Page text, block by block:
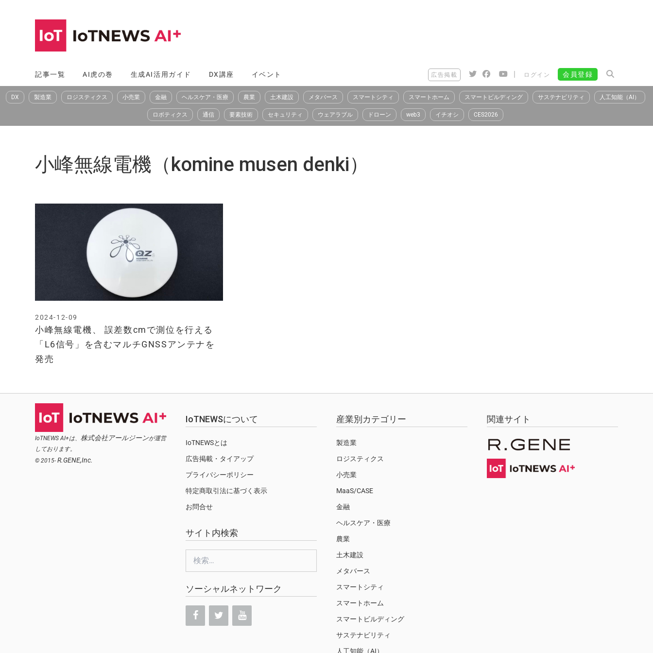
へ
ス
記事一覧 AI虎の巻 生成AI活用ガイド DX講座 イベント 広告掲載 | ログイン 会員登録
DX 製造業 ロジスティクス 小売業 金融 ヘルスケア・医療 農業 土木建設 メタバース スマートシティ スマートホーム スマートビルディング サステナビリティ 人工知能（AI）
ロボティクス 通信 要素技術 セキュリティ ウェアラブル ドローン web3 イチオシ CES2026
小峰無線電機（komine musen denki）
小峰無線電機、 誤差数cmで測位を行える
「L6信号」を含むマルチGNSSアンテナを
発売
2024-12-09
IoTNEWS AI+は、 株式会社アールジーンが運営
しております。
© 2015- R.GENE,Inc.
IoTNEWSについて
IoTNEWSとは
広告掲載・タイアップ
プライバシーポリシー
特定商取引法に基づく表示
お問合せ
サイト内検索
ソーシャルネットワーク
産業別カテゴリー
製造業
ロジスティクス
小売業
MaaS/CASE
金融
ヘルスケア・医療
農業
土木建設
メタバース
スマートシティ
スマートホーム
スマートビルディング
サステナビリティ
人工知能（AI）
関連サイト